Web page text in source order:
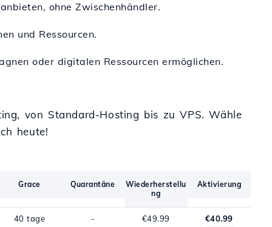
ohne Zwischenhändler.
und Ressourcen.
oder digitalen Ressourcen ermöglichen.
von Standard-Hosting bis zu VPS. Wähle
heute!
Grace Quarantäne
Wiederherstellu
ng
Aktivierung
40 tage - €49.99 €40.99